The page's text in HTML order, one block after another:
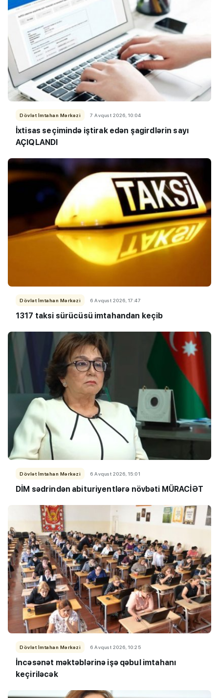
Dövlət İmtahan Mərkəzi 7 Avqust 2026, 10:04
İxtisas seçimində iştirak edən şagirdlərin sayı
AÇIQLANDI
Dövlət İmtahan Mərkəzi 6 Avqust 2026, 17:47
1317 taksi sürücüsü imtahandan keçib
Dövlət İmtahan Mərkəzi 6 Avqust 2026, 15:01
DİM sədrindən abituriyent ​​​​​​​lərə növbəti MÜRACİƏT
Dövlət İmtahan Mərkəzi 6 Avqust 2026, 10:25
İncəsənət məktəblərinə işə qəbul imtahanı
keçiriləcək